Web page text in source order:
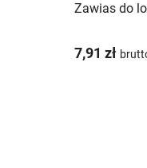
Zawias do
7,91 zł